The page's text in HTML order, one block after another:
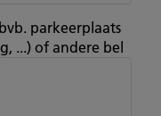
parkeerplaats
...) of andere bel